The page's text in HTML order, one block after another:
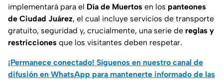
implementará para el Día de Muertos en los panteones
de Ciudad Juárez, el cual incluye servicios de transporte
gratuito, seguridad y, crucialmente, una serie de reglas y
restricciones que los visitantes deben respetar.
¡Permanece conectado! Síguenos en nuestro canal de
difusión en WhatsApp para mantenerte informado de las